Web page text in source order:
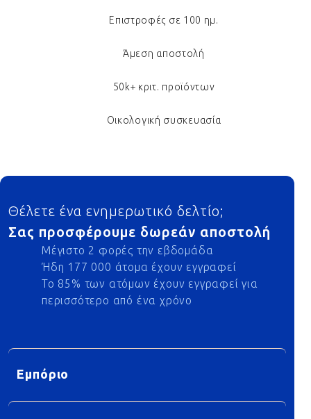
Επιστροφές σε 100 ημ.
Άμεση αποστολή
50k+ κριτ. προϊόντων
Οικολογική συσκευασία
Footer
Θέλετε ένα ενημερωτικό δελτίο;
Σας προσφέρουμε δωρεάν αποστολή
Μέγιστο 2 φορές την εβδομάδα
Ήδη 177 000 άτομα έχουν εγγραφεί
Το 85% των ατόμων έχουν εγγραφεί για
περισσότερο από ένα χρόνο
Εμπόριο